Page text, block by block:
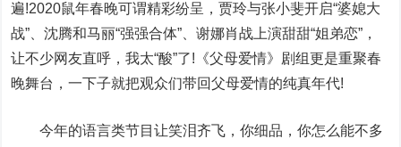
遍!2020鼠年春晚可谓精彩纷呈，贾玲与张小斐开启“婆媳大
战”、沈腾和马丽“强强合体”、谢娜肖战上演甜甜“姐弟恋”，
让不少网友直呼，我太“酸”了!《父母爱情》剧组更是重聚春
晚舞台，一下子就把观众们带回父母爱情的纯真年代!
今年的语言类节目让笑泪齐飞，你细品，你怎么能不多